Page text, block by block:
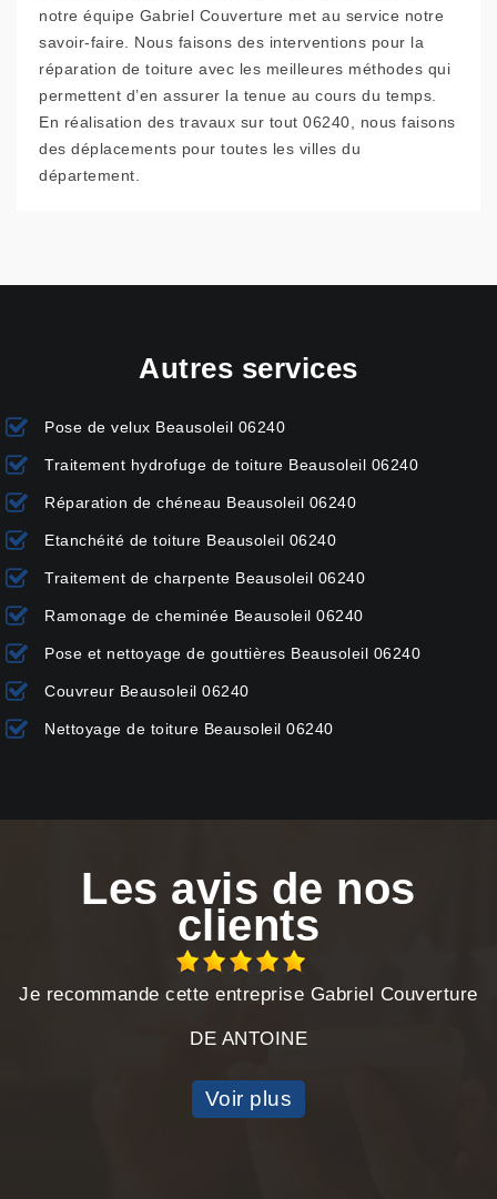
notre équipe Gabriel Couverture met au service notre
savoir-faire. Nous faisons des interventions pour la
réparation de toiture avec les meilleures méthodes qui
permettent d’en assurer la tenue au cours du temps.
En réalisation des travaux sur tout 06240, nous faisons
des déplacements pour toutes les villes du
département.
Autres services
Pose de velux Beausoleil 06240
Traitement hydrofuge de toiture Beausoleil 06240
Réparation de chéneau Beausoleil 06240
Etanchéité de toiture Beausoleil 06240
Traitement de charpente Beausoleil 06240
Ramonage de cheminée Beausoleil 06240
Pose et nettoyage de gouttières Beausoleil 06240
Couvreur Beausoleil 06240
Nettoyage de toiture Beausoleil 06240
Les avis de nos
clients
Je recommande cette entreprise Gabriel Couverture
DE ANTOINE
Voir plus